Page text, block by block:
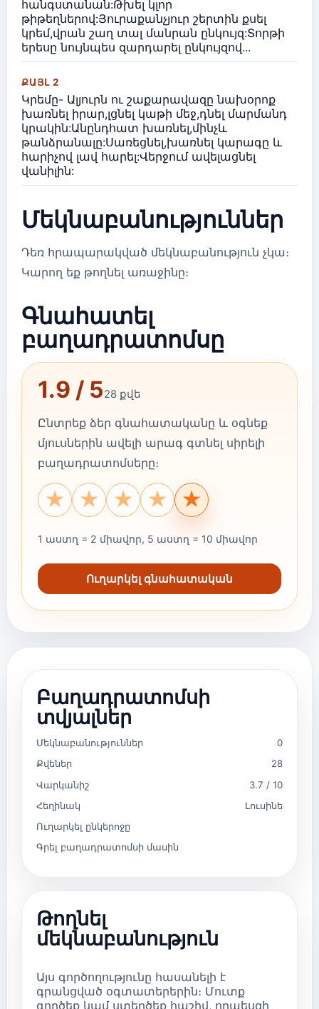
հանգստանան:Թխել կլոր
թիթեղներով:Յուրաքանչյուր շերտին քսել
կրեմ,վրան շաղ տալ մանրան ընկույզ:Տորթի
երեսը նույնպես զարդարել ընկույզով...
ՔԱՅԼ 2
Կրեմը- Ալյուրն ու շաքարավազը նախօրոք
խառնել իրար,լցնել կաթի մեջ,դնել մարմանդ
կրակին:Անընդհատ խառնել,մինչև
թանձրանալը:Սառեցնել,խառնել կարագը և
հարիչով լավ հարել:Վերջում ավելացնել
վանիլին:
Մեկնաբանություններ
Դեռ հրապարակված մեկնաբանություն չկա։
Կարող եք թողնել առաջինը։
Գնահատել
բաղադրատոմսը
1.9 / 528 քվե
Ընտրեք ձեր գնահատականը և օգնեք
մյուսներին ավելի արագ գտնել սիրելի
բաղադրատոմսերը։
★
★
★
★
★
1 աստղ = 2 միավոր, 5 աստղ = 10 միավոր
Ուղարկել գնահատական
Բաղադրատոմսի
տվյալներ
Մեկնաբանություններ
0
Քվեներ
28
Վարկանիշ
3.7 / 10
Հեղինակ
Լուսինե
Ուղարկել ընկերոջը
Գրել բաղադրատոմսի մասին
Թողնել
մեկնաբանություն
Այս գործողությունը հասանելի է
գրանցված օգտատերերին։ Մուտք
գործեք կամ ստեղծեք հաշիվ, որպեսզի